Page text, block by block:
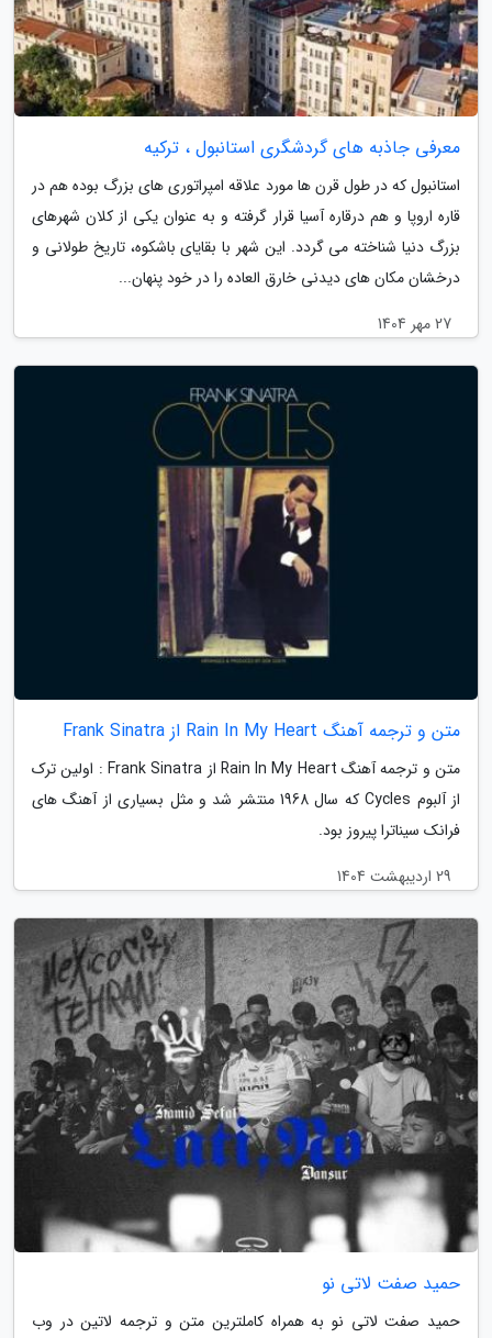
معرفی جاذبه های گردشگری استانبول ، ترکیه
استانبول که در طول قرن ها مورد علاقه امپراتوری های بزرگ بوده هم در
قاره اروپا و هم درقاره آسیا قرار گرفته و به عنوان یکی از کلان شهرهای
بزرگ دنیا شناخته می گردد. این شهر با بقایای باشکوه، تاریخ طولانی و
درخشان مکان های دیدنی خارق العاده را در خود پنهان...
27 مهر 1404
متن و ترجمه آهنگ Rain In My Heart از Frank Sinatra
متن و ترجمه آهنگ Rain In My Heart از Frank Sinatra : اولین ترک
از آلبوم Cycles که سال 1968 منتشر شد و مثل بسیاری از آهنگ های
فرانک سیناترا پیروز بود.
29 اردیبهشت 1404
حمید صفت لاتی نو
حمید صفت لاتی نو به همراه کاملترین متن و ترجمه لاتین در وب